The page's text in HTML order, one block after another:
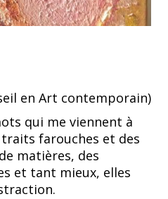
en Art contemporain)
qui me viennent à
farouches et des
matières, des
et tant mieux, elles